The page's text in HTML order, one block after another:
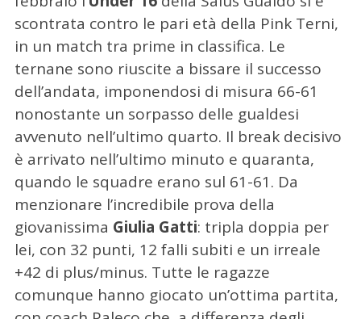
scontrata contro le pari età della Pink Terni,
in un match tra prime in classifica. Le
ternane sono riuscite a bissare il successo
dell’andata, imponendosi di misura 66-61
nonostante un sorpasso delle gualdesi
avvenuto nell’ultimo quarto. Il break decisivo
è arrivato nell’ultimo minuto e quaranta,
quando le squadre erano sul 61-61. Da
menzionare l’incredibile prova della
giovanissima Giulia Gatti: tripla doppia per
lei, con 32 punti, 12 falli subiti e un irreale
+42 di plus/minus. Tutte le ragazze
comunque hanno giocato un’ottima partita,
C
e
r
a